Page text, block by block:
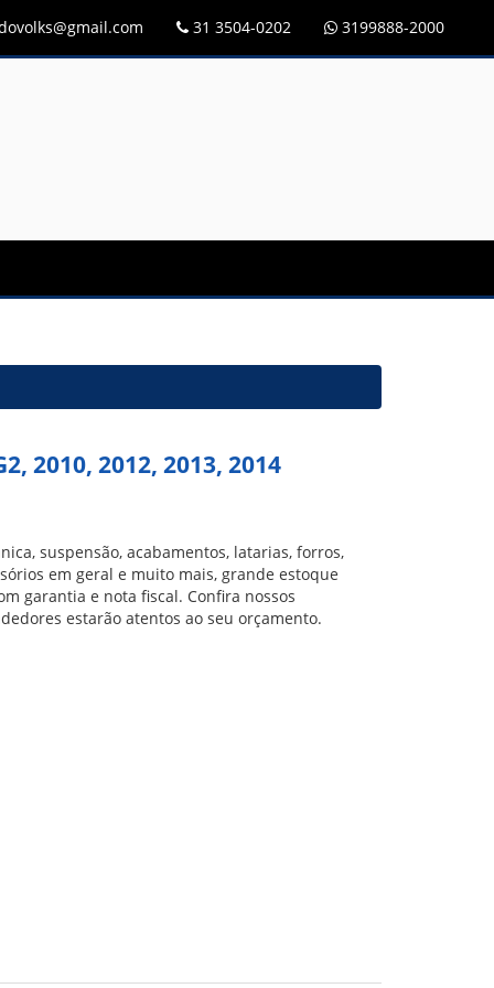
31 3504-0202 3199888-2000
2010, 2012, 2013, 2014
suspensão, acabamentos, latarias, forros,
em geral e muito mais, grande estoque
garantia e nota fiscal. Confira nossos
estarão atentos ao seu orçamento.